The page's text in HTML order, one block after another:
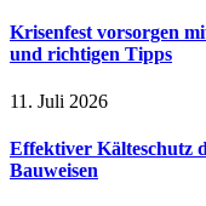
Krisenfest vorsorgen
und richtigen Tipps
11. Juli 2026
Effektiver Kälteschutz
Bauweisen